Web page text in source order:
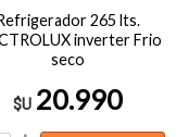
265 lts.
inverter Frio
seco
$U 20.990